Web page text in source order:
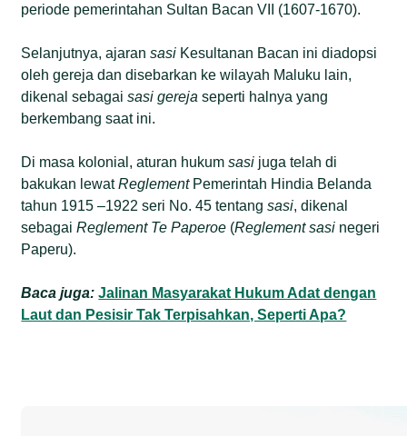
periode pemerintahan Sultan Bacan VII (1607-1670).
Selanjutnya, ajaransasi Kesultanan Bacan ini diadopsi
oleh gereja dan disebarkan ke wilayah Maluku lain,
dikenal sebagaisasi gereja seperti halnya yang
berkembang saat ini.
Di masa kolonial, aturan hukumsasi juga telah di
bakukan lewatReglementPemerintah Hindia Belanda
tahun 1915 –1922 seri No. 45 tentangsasi, dikenal
sebagaiReglement Te Paperoe (Reglement sasi negeri
Paperu).
Baca juga: Jalinan Masyarakat Hukum Adat dengan
Laut dan Pesisir Tak Terpisahkan, Seperti Apa?